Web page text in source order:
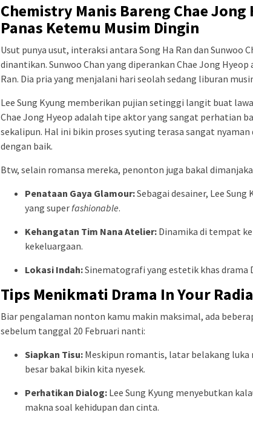
Chemistry Manis Bareng Chae
Panas Ketemu Musim Dingin
Usut punya usut, interaksi antara Song Ha Ran dan Sunwoo
dinantikan. Sunwoo Chan yang diperankan Chae Jong
Ran. Dia pria yang menjalani hari seolah sedang liburan
Lee Sung Kyung memberikan pujian setinggi langit buat
Chae Jong Hyeop adalah tipe aktor yang sangat perhatian
sekalipun. Hal ini bikin proses syuting terasa sangat
dengan baik.
Btw, selain romansa mereka, penonton juga bakal
Penataan Gaya Glamour:Sebagai desainer, Lee
yang superfashionable.
Kehangatan Tim Nana Atelier: Dinamika di tempat
kekeluargaan.
Lokasi Indah:Sinematografi yang estetik khas drama
Tips Menikmati Drama In Your
Biar pengalaman nonton kamu makin maksimal, ada
sebelum tanggal 20 Februari nanti:
Siapkan Tisu: Meskipun romantis, latar belakang luka
besar bakal bikin kita nyesek.
Perhatikan Dialog: Lee Sung Kyung menyebutkan
makna soal kehidupan dan cinta.